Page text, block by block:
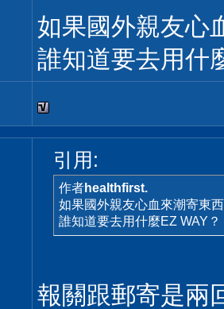
如果國外親友心
誰知道要去用什
引用:
作者healthfirst.
如果國外親友心血來潮寄東
誰知道要去用什麼EZ WAY？
報關跟郵寄是兩